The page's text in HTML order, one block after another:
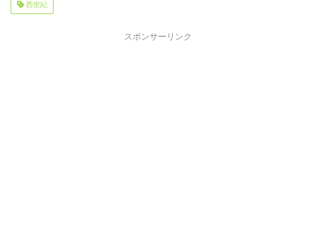
西世紀
スポンサーリンク